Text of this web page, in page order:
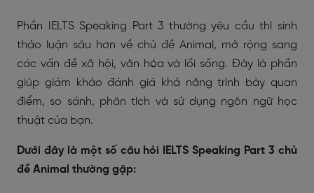
Phần IELTS Speaking Part 3 thường yêu cầu thí sinh
thảo luận sâu hơn về chủ đề Animal, mở rộng sang
các vấn đề xã hội, văn hóa và lối sống. Đây là phần
giúp giám khảo đánh giá khả năng trình bày quan
điểm, so sánh, phân tích và sử dụng ngôn ngữ học
thuật của bạn.
Dưới đây là một số câu hỏi IELTS Speaking Part 3 chủ
đề Animal thường gặp: